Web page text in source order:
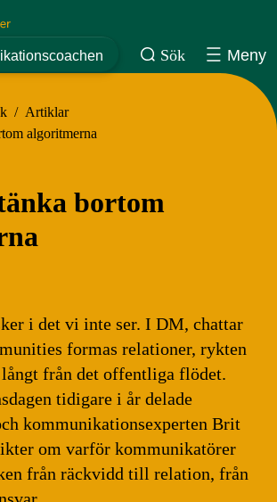
Sök Meny
/ Artiklar
algoritmerna
bortom
i det vi inte ser. I DM, chattar
formas relationer, rykten
från det offentliga flödet.
tidigare i år delade
kommunikationsexperten Brit
om varför kommunikatörer
från räckvidd till relation, från